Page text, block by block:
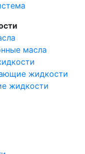
масла
жидкости
жидкости